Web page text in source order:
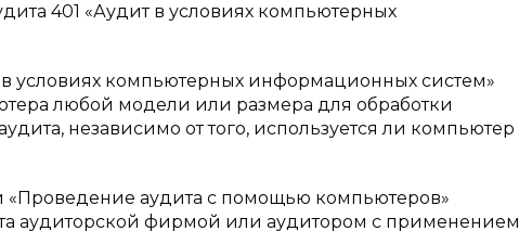
401 «Аудит в условиях компьютерных
условиях компьютерных информационных систем»
любой модели или размера для обработки
независимо от того, используется ли компьютер
«Проведение аудита с помощью компьютеров»
аудиторской фирмой или аудитором с применением